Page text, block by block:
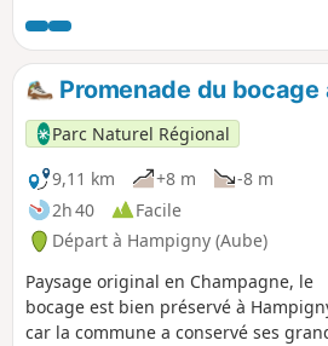
belles vues depuis la colline : ce
contrasté se termine en beauté sur
bords ombragés de l’Aube.
Promenade du bocage
Parc Naturel Régional
9,11 km
+8 m
-8 m
2h 40
Facile
Départ à Hampigny (Aube)
Paysage original en Champagne, le
bocage est bien préservé à
car la commune a conservé ses